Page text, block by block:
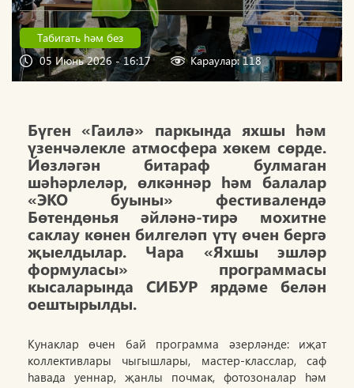
Табигать һәм без
05 Июнь 2026 - 16:17
Караулар: 118
Бүген «Гаилә» паркында яхшы һәм
үзенчәлекле атмосфера хөкем сөрде.
Йөзләгән битараф булмаган
шәһәрлеләр, өлкәннәр һәм балалар
«ЭКО буыны» фестивалендә
Бөтендөнья әйләнә-тирә мохитне
саклау көнен билгеләп үтү өчен бергә
җыелдылар. Чара «Яхшы эшләр
формуласы» программасы
кысаларында СИБУР ярдәме белән
оештырылды.
Кунаклар өчен бай программа әзерләнде: иҗат
коллективлары чыгышлары, мастер-класслар, саф
һавада уеннар, җанлы почмак, фотозоналар һәм